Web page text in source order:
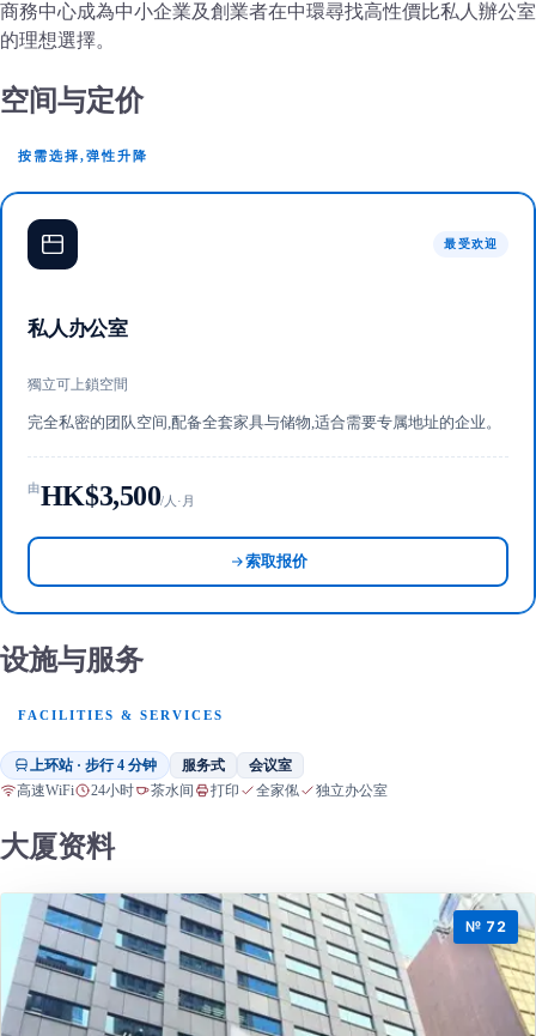
商務中心成為中小企業及創業者在中環尋找高性價比私人辦公室
的理想選擇。
空间与定价
按需选择,弹性升降
最受欢迎
私人办公室
獨立可上鎖空間
完全私密的团队空间,配备全套家具与储物,适合需要专属地址的企业。
由HK$3,500/人·月
索取报价
设施与服务
FACILITIES & SERVICES
上环站 · 步行 4 分钟 服务式 会议室
高速WiFi 24小时 茶水间 打印 全家俬 独立办公室
大厦资料
№ 72